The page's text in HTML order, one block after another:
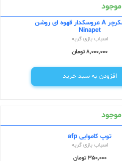
موجود
باکس اسکرچر A عروسکدار قهوه ای روشن
Ninapet
اسباب بازی گربه
8,000,000 تومان
افزودن به سبد خرید
موجود
توپ کاموایی afp
اسباب بازی گربه
350,000 تومان